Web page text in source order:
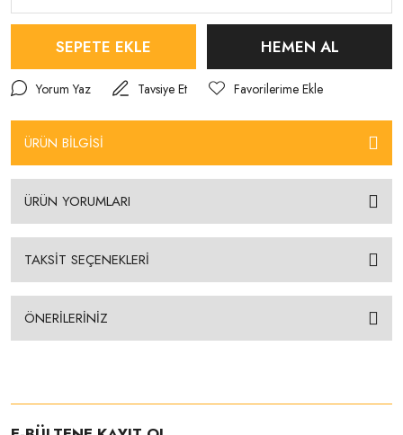
SEPETE EKLE HEMEN AL
Yorum Yaz Tavsiye Et
ÜRÜN BİLGİSİ
ÜRÜN YORUMLARI
TAKSİT SEÇENEKLERİ
ÖNERİLERİNİZ